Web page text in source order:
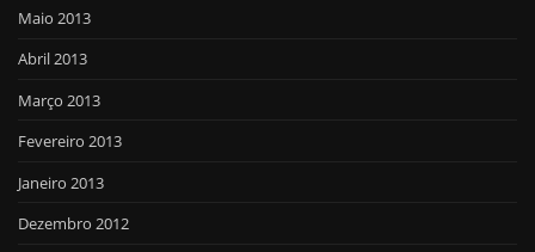
Maio 2013
Abril 2013
Março 2013
Fevereiro 2013
Janeiro 2013
Dezembro 2012